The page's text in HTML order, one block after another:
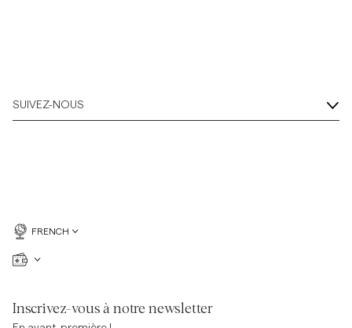
SUIVEZ-NOUS
FRENCH
Inscrivez-vous à notre newsletter